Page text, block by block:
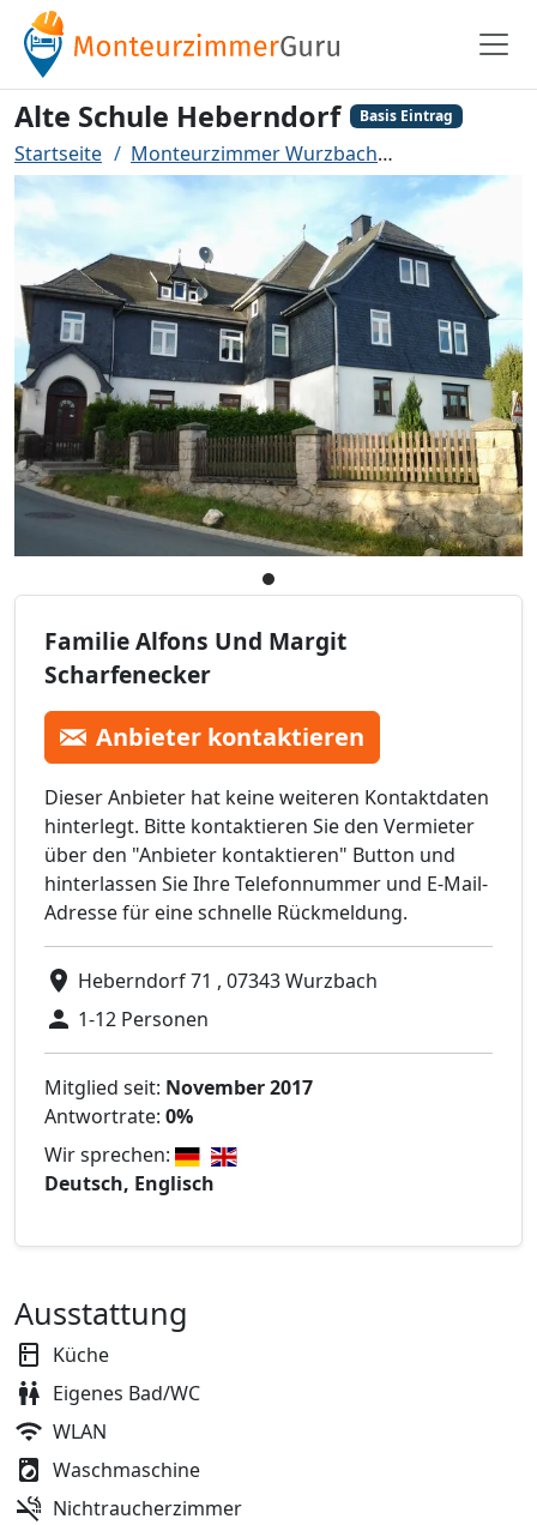
Alte Schule Heberndorf Basis Eintrag
Startseite Monteurzimmer Wurzbach
Familie Alfons Und Margit
Scharfenecker
Anbieter kontaktieren
Dieser Anbieter hat keine weiteren Kontaktdaten
hinterlegt. Bitte kontaktieren Sie den Vermieter
über den "Anbieter kontaktieren" Button und
hinterlassen Sie Ihre Telefonnummer und E-Mail-
Adresse für eine schnelle Rückmeldung.
Heberndorf 71 , 07343 Wurzbach
1-12 Personen
Mitglied seit: November 2017
Antwortrate: 0%
Wir sprechen:
Deutsch, Englisch
Ausstattung
Küche
Eigenes Bad/WC
WLAN
Waschmaschine
Nichtraucherzimmer